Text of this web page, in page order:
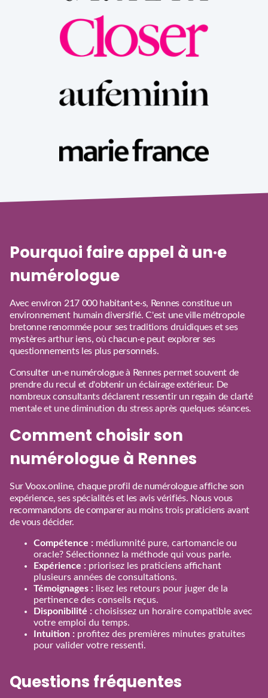
Pourquoi faire appel à un·e
numérologue
Avec environ 217 000 habitant·e·s, Rennes constitue un
environnement humain diversifié. C'est une ville métropole
bretonne renommée pour ses traditions druidiques et ses
mystères arthur iens, où chacun·e peut explorer ses
questionnements les plus personnels.
Consulter un·e numérologue à Rennes permet souvent de
prendre du recul et d'obtenir un éclairage extérieur. De
nombreux consultants déclarent ressentir un regain de clarté
mentale et une diminution du stress après quelques séances.
Comment choisir son
numérologue à Rennes
Sur Voox.online, chaque profil de numérologue affiche son
expérience, ses spécialités et les avis vérifiés. Nous vous
recommandons de comparer au moins trois praticiens avant
de vous décider.
Compétence : médiumnité pure, cartomancie ou
oracle? Sélectionnez la méthode qui vous parle.
Expérience : priorisez les praticiens affichant
plusieurs années de consultations.
Témoignages : lisez les retours pour juger de la
pertinence des conseils reçus.
Disponibilité : choisissez un horaire compatible avec
votre emploi du temps.
Intuition : profitez des premières minutes gratuites
pour valider votre ressenti.
Questions fréquentes